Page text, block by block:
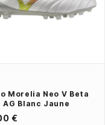
Morelia Neo V Beta
AG Blanc Jaune
€